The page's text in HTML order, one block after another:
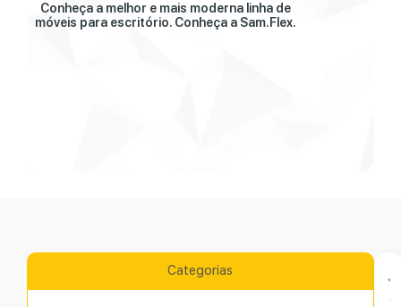
Conheça a melhor e mais moderna linha de
móveis para escritório. Conheça a Sam.Flex.
Categorias